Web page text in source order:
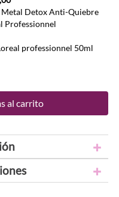
Detox Anti-Quiebre
Professionnel
professionnel 50ml
al carrito